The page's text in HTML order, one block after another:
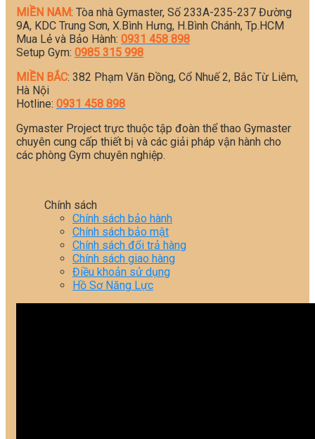
MIỀN NAM: Tòa nhà Gymaster, Số 233A-235-237 Đường
9A, KDC Trung Sơn, X.Bình Hưng, H.Bình Chánh, Tp.HCM
Mua Lẻ và Bảo Hành: 0931 458 898
Setup Gym: 0985 315 998
MIỀN BẮC: 382 Phạm Văn Đồng, Cổ Nhuế 2, Bắc Từ Liêm,
Hà Nội
Hotline: 0931 458 898
Gymaster Project trực thuộc tập đoàn thể thao Gymaster
chuyên cung cấp thiết bị và các giải pháp vận hành cho
các phòng Gym chuyên nghiệp.
Chính sách
Chính sách bảo hành
Chính sách bảo mật
Chính sách đổi trả hàng
Chính sách giao hàng
Điều khoản sử dụng
Hồ Sơ Năng Lực